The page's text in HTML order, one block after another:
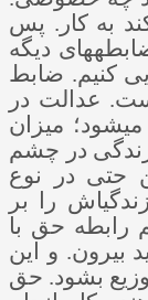
به کار. پس
دیگه
کنیم. ضابط
عدالت در
میزان
زندگی در چشم
حتی در نوع
را بر
رابطه حق با
بیرون. و این
بشود. حق